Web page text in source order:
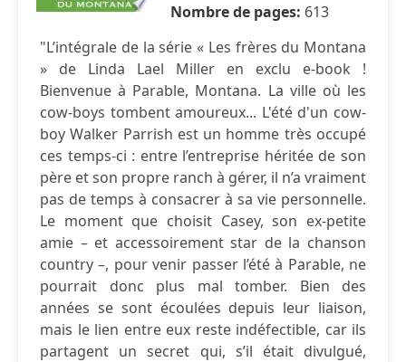
Nombre de pages: 613
"L’intégrale de la série « Les frères du Montana
» de Linda Lael Miller en exclu e-book !
Bienvenue à Parable, Montana. La ville où les
cow-boys tombent amoureux... L'été d'un cow-
boy Walker Parrish est un homme très occupé
ces temps-ci : entre l’entreprise héritée de son
père et son propre ranch à gérer, il n’a vraiment
pas de temps à consacrer à sa vie personnelle.
Le moment que choisit Casey, son ex-petite
amie – et accessoirement star de la chanson
country –, pour venir passer l’été à Parable, ne
pourrait donc plus mal tomber. Bien des
années se sont écoulées depuis leur liaison,
mais le lien entre eux reste indéfectible, car ils
partagent un secret qui, s’il était divulgué,